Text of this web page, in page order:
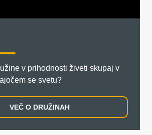
v prihodnosti živeti skupaj v
se svetu?
VEČ O DRUŽINAH